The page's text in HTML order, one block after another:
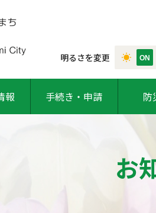
明るさを変更
報 手続き・申請 防
お